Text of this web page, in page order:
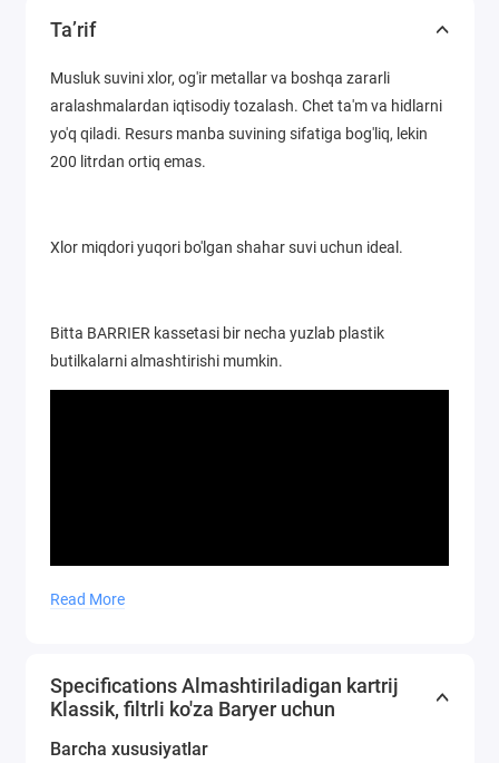
Ta’rif
Musluk suvini xlor, og'ir metallar va boshqa zararli
aralashmalardan iqtisodiy tozalash. Chet ta'm va hidlarni
yo'q qiladi. Resurs manba suvining sifatiga bog'liq, lekin
200 litrdan ortiq emas.
Xlor miqdori yuqori bo'lgan shahar suvi uchun ideal.
Bitta BARRIER kassetasi bir necha yuzlab plastik
butilkalarni almashtirishi mumkin.
Read More
Specifications Almashtiriladigan kartrij
Klassik, filtrli ko'za Baryer uchun
Barcha xususiyatlar